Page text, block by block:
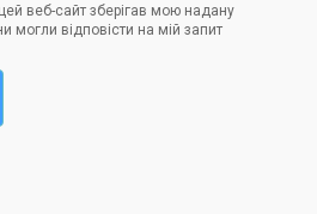
веб-сайт зберігав мою надану
могли відповісти на мій запит